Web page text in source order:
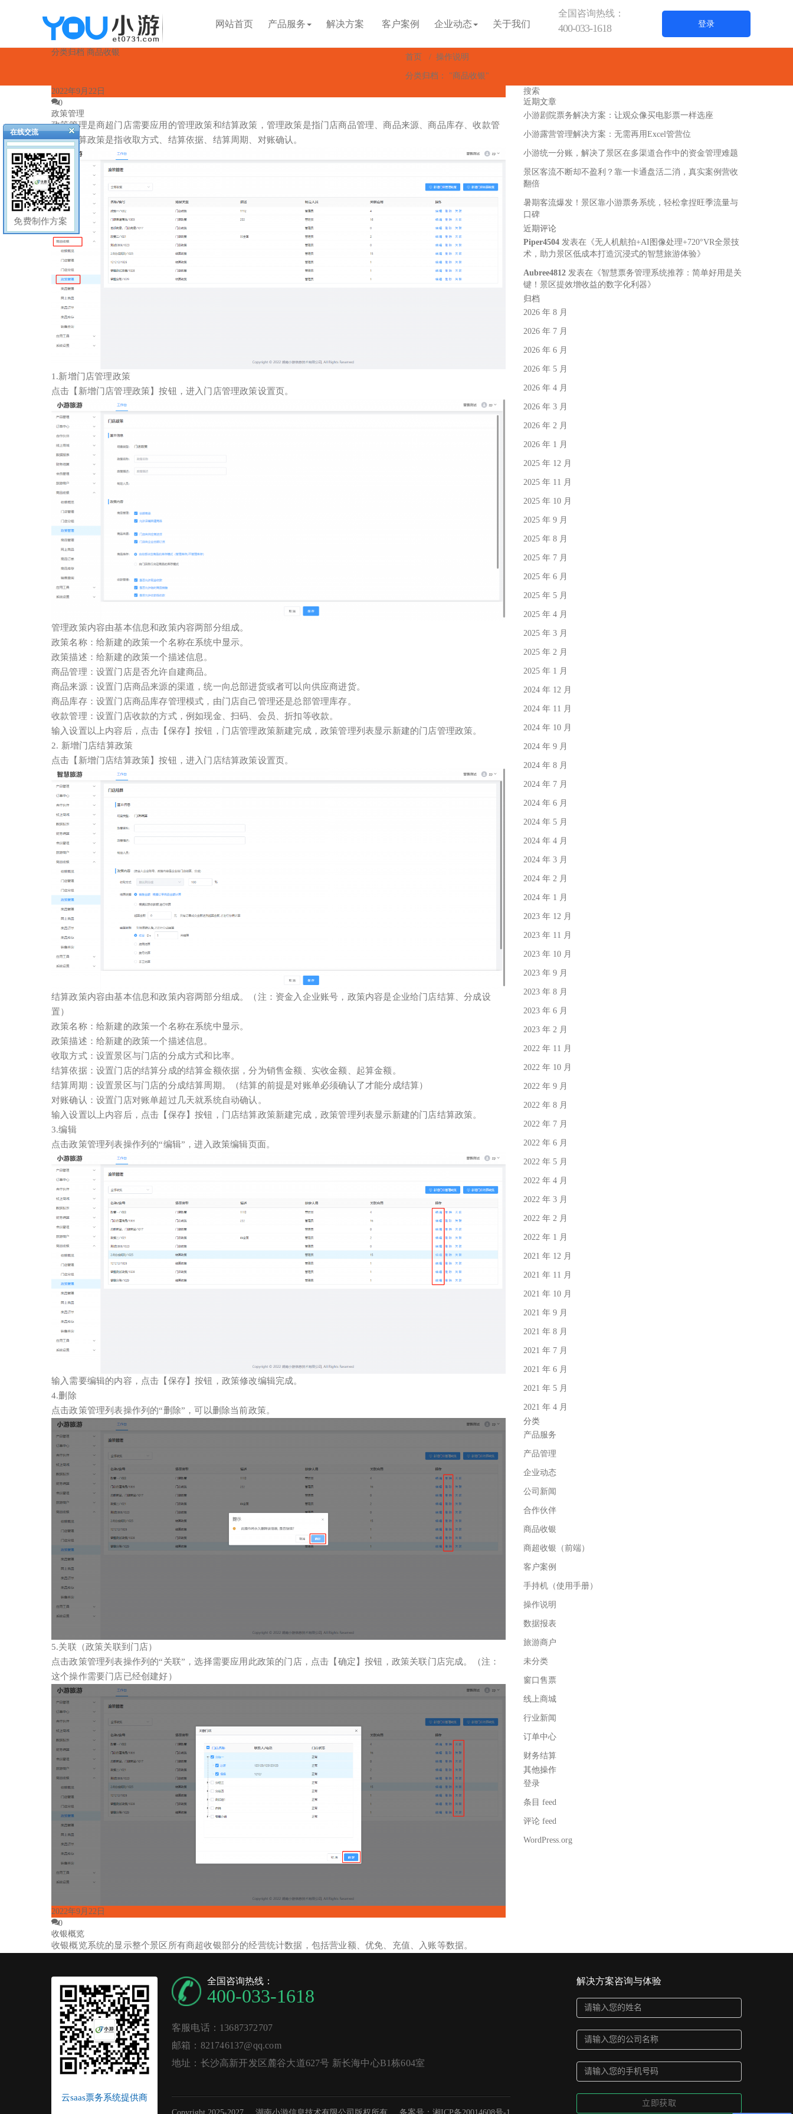
网站首页 产品服务 解决方案 客户案例 企业动态 关于我们
全国咨询热线：
400-033-1618 登录
分类归档 商品收银
首页 / 操作说明
分类归档： "商品收银"
2022年9月22日
0
政策管理
政策管理是商超门店需要应用的管理政策和结算政策，管理政策是指门店商品管理、商品来源、商品库存、收款管
理；结算政策是指收取方式、结算依据、结算周期、对账确认。
1.新增门店管理政策
点击【新增门店管理政策】按钮，进入门店管理政策设置页。
管理政策内容由基本信息和政策内容两部分组成。
政策名称：给新建的政策一个名称在系统中显示。
政策描述：给新建的政策一个描述信息。
商品管理：设置门店是否允许自建商品。
商品来源：设置门店商品来源的渠道，统一向总部进货或者可以向供应商进货。
商品库存：设置门店商品库存管理模式，由门店自己管理还是总部管理库存。
收款管理：设置门店收款的方式，例如现金、扫码、会员、折扣等收款。
输入设置以上内容后，点击【保存】按钮，门店管理政策新建完成，政策管理列表显示新建的门店管理政策。
2. 新增门店结算政策
点击【新增门店结算政策】按钮，进入门店结算政策设置页。
结算政策内容由基本信息和政策内容两部分组成。（注：资金入企业账号，政策内容是企业给门店结算、分成设
置）
政策名称：给新建的政策一个名称在系统中显示。
政策描述：给新建的政策一个描述信息。
收取方式：设置景区与门店的分成方式和比率。
结算依据：设置门店的结算分成的结算金额依据，分为销售金额、实收金额、起算金额。
结算周期：设置景区与门店的分成结算周期。（结算的前提是对账单必须确认了才能分成结算）
对账确认：设置门店对账单超过几天就系统自动确认。
输入设置以上内容后，点击【保存】按钮，门店结算政策新建完成，政策管理列表显示新建的门店结算政策。
3.编辑
点击政策管理列表操作列的“编辑”，进入政策编辑页面。
输入需要编辑的内容，点击【保存】按钮，政策修改编辑完成。
4.删除
点击政策管理列表操作列的“删除”，可以删除当前政策。
5.关联（政策关联到门店）
点击政策管理列表操作列的“关联”，选择需要应用此政策的门店，点击【确定】按钮，政策关联门店完成。（注：
这个操作需要门店已经创建好）
2022年9月22日
0
收银概览
收银概览系统的显示整个景区所有商超收银部分的经营统计数据，包括营业额、优免、充值、入账等数据。
近期文章
小游剧院票务解决方案：让观众像买电影票一样选座
小游露营管理解决方案：无需再用Excel管营位
小游统一分账，解决了景区在多渠道合作中的资金管理难题
景区客流不断却不盈利？靠一卡通盘活二消，真实案例营收
翻倍
暑期客流爆发！景区靠小游票务系统，轻松拿捏旺季流量与
口碑
近期评论
Piper4504 发表在《无人机航拍+AI图像处理+720°VR全景技
术，助力景区低成本打造沉浸式的智慧旅游体验》
Aubree4812 发表在《智慧票务管理系统推荐：简单好用是关
键！景区提效增收益的数字化利器》
归档
2026 年 8 月
2026 年 7 月
2026 年 6 月
2026 年 5 月
2026 年 4 月
2026 年 3 月
2026 年 2 月
2026 年 1 月
2025 年 12 月
2025 年 11 月
2025 年 10 月
2025 年 9 月
2025 年 8 月
2025 年 7 月
2025 年 6 月
2025 年 5 月
2025 年 4 月
2025 年 3 月
2025 年 2 月
2025 年 1 月
2024 年 12 月
2024 年 11 月
2024 年 10 月
2024 年 9 月
2024 年 8 月
2024 年 7 月
2024 年 6 月
2024 年 5 月
2024 年 4 月
2024 年 3 月
2024 年 2 月
2024 年 1 月
2023 年 12 月
2023 年 11 月
2023 年 10 月
2023 年 9 月
2023 年 8 月
2023 年 6 月
2023 年 2 月
2022 年 11 月
2022 年 10 月
2022 年 9 月
2022 年 8 月
2022 年 7 月
2022 年 6 月
2022 年 5 月
2022 年 4 月
2022 年 3 月
2022 年 2 月
2022 年 1 月
2021 年 12 月
2021 年 11 月
2021 年 10 月
2021 年 9 月
2021 年 8 月
2021 年 7 月
2021 年 6 月
2021 年 5 月
2021 年 4 月
分类
产品服务
产品管理
企业动态
公司新闻
合作伙伴
商品收银
商超收银（前端）
客户案例
手持机（使用手册）
操作说明
数据报表
旅游商户
未分类
窗口售票
线上商城
行业新闻
订单中心
财务结算
其他操作
登录
条目 feed
评论 feed
WordPress.org
云saas票务系统提供商
全国咨询热线：
400-033-1618
客服电话：13687372707
邮箱：821746137@qq.com
地址：长沙高新开发区麓谷大道627号 新长海中心B1栋604室
解决方案咨询与体验
在线交流
免费制作方案